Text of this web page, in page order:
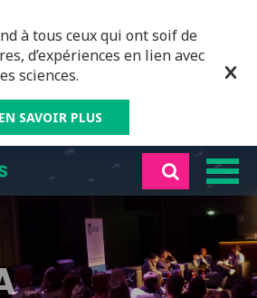
à tous ceux qui ont soif de
d’expériences en lien avec
sciences.
EN SAVOIR PLUS